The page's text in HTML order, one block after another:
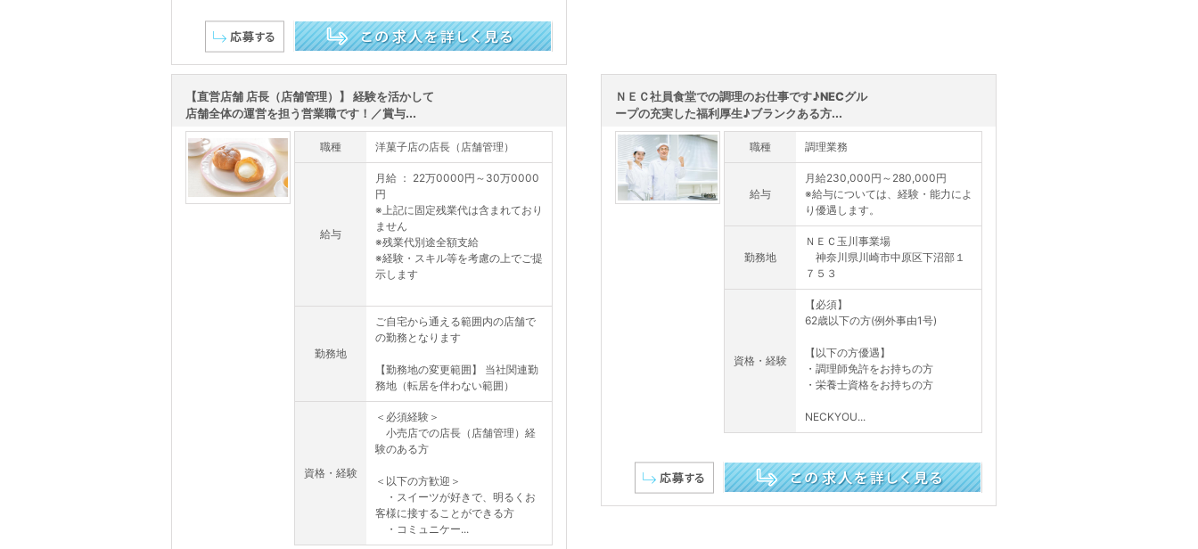
【直営店舗 店長（店舗管理）】 経験を活かして
店舗全体の運営を担う営業職です！／賞与...
職種 洋菓子店の店長（店舗管理）
給与
月給 ： 22万0000円～30万0000
円
※上記に固定残業代は含まれており
ません
※残業代別途全額支給
※経験・スキル等を考慮の上でご提
示します
勤務地
ご自宅から通える範囲内の店舗で
の勤務となります
【勤務地の変更範囲】 当社関連勤
務地（転居を伴わない範囲）
資格・経験
＜必須経験＞
小売店での店長（店舗管理）経
験のある方
＜以下の方歓迎＞
・スイーツが好きで、明るくお
客様に接することができる方
・コミュニケー...
ＮＥＣ社員食堂での調理のお仕事です♪NECグル
ープの充実した福利厚生♪ブランクある方...
職種 調理業務
給与
月給230,000円～280,000円
※給与については、経験・能力によ
り優遇します。
勤務地
ＮＥＣ玉川事業場
神奈川県川崎市中原区下沼部１
７５３
資格・経験
【必須】
62歳以下の方(例外事由1号)
【以下の方優遇】
・調理師免許をお持ちの方
・栄養士資格をお持ちの方
NECKYOU...